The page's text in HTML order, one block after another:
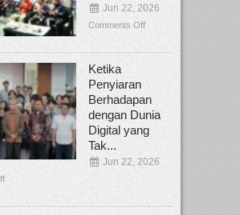
Jun 22, 2026
Comments Off
Ketika
Penyiaran
Berhadapan
dengan Dunia
Digital yang
Tak...
Jun 22, 2026